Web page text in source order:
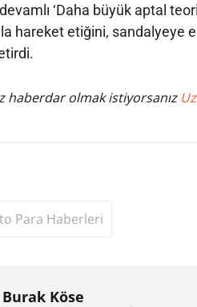
‘Daha büyük aptal
hareket etiğini, sandalyeye
haberdar olmak istiyorsanız
Para Haberleri
Burak Köse